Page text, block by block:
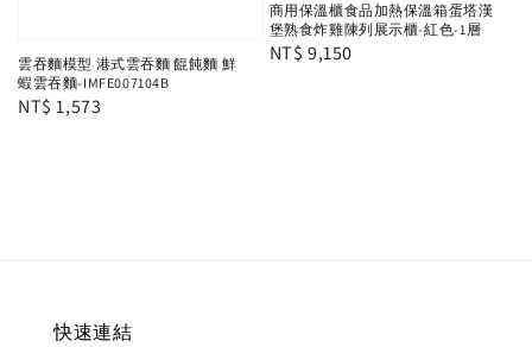
雲吞麵模型 港式雲吞麵 餛飩麵 鮮
蝦雲吞麵-IMFE007104B
Regular
NT$ 1,573
商用保溫櫃食品加熱保溫箱蛋塔漢
堡熟食炸雞陳列展示櫃-紅色-1層
Regular
NT$ 9,150
快速連結